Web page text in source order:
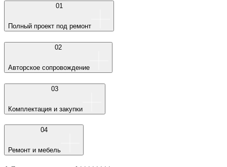
01
Полный проект под ремонт
02
Авторское сопровождение
03
Комплектация и закупки
04
Ремонт и мебель